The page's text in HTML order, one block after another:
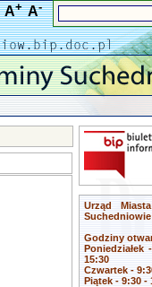
A+ A-
Urząd
Suchedniowie
Godziny
Poniedziałek
15:30
Czwartek -
Piątek - 9:30 -